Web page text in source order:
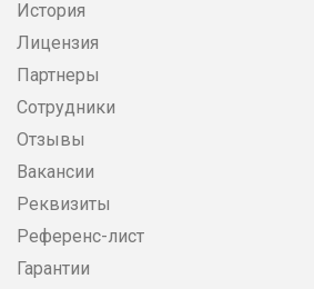
История
Лицензия
Партнеры
Сотрудники
Отзывы
Вакансии
Реквизиты
Референс-лист
Гарантии